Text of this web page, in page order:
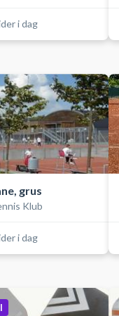
i dag
grus
Klub
i dag